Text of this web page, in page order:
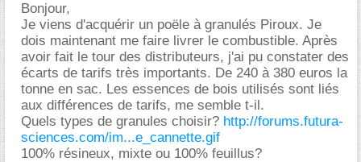
Bonjour,
Je viens d'acquérir un poële à granulés Piroux. Je
dois maintenant me faire livrer le combustible. Après
avoir fait le tour des distributeurs, j'ai pu constater des
écarts de tarifs très importants. De 240 à 380 euros la
tonne en sac. Les essences de bois utilisés sont liés
aux différences de tarifs, me semble t-il.
Quels types de granules choisir? http://forums.futura-
sciences.com/im...e_cannette.gif
100% résineux, mixte ou 100% feuillus?